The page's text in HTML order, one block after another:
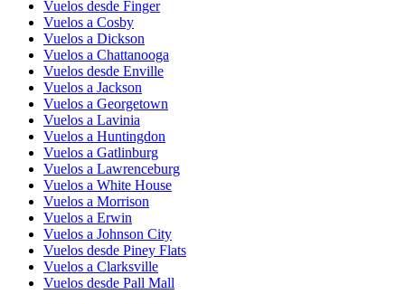
Vuelos desde Finger
Vuelos a Cosby
Vuelos a Dickson
Vuelos a Chattanooga
Vuelos desde Enville
Vuelos a Jackson
Vuelos a Georgetown
Vuelos a Lavinia
Vuelos a Huntingdon
Vuelos a Gatlinburg
Vuelos a Lawrenceburg
Vuelos a White House
Vuelos a Morrison
Vuelos a Erwin
Vuelos a Johnson City
Vuelos desde Piney Flats
Vuelos a Clarksville
Vuelos desde Pall Mall